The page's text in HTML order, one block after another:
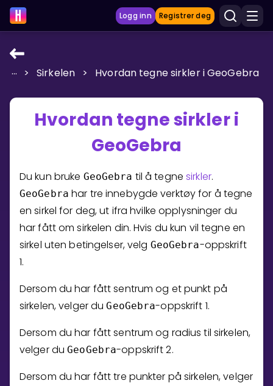
Logg inn Registrer deg
LÆRINGSVERKTØY
Privatundervisning
SPILL
Junior Matte
Vis mer
Bestill privatundervisning
Inviter en venn
LÆREPLAN
... > Sirkelen > Hvordan tegne sirkler i GeoGebra
Hvordan tegne sirkler i
GeoGebra
Du kun bruke GeoGebra til å tegnesirkler.
GeoGebra har tre innebygde verktøy for å tegne
en sirkel for deg, ut ifra hvilke opplysninger du
har fått om sirkelen din. Hvis du kun vil tegne en
sirkel uten betingelser, velg GeoGebra-oppskrift
1.
Dersom du har fått sentrum og et punkt på
sirkelen, velger duGeoGebra-oppskrift 1.
Dersom du har fått sentrum og radius til sirkelen,
velger duGeoGebra-oppskrift 2.
Dersom du har fått tre punkter på sirkelen, velger